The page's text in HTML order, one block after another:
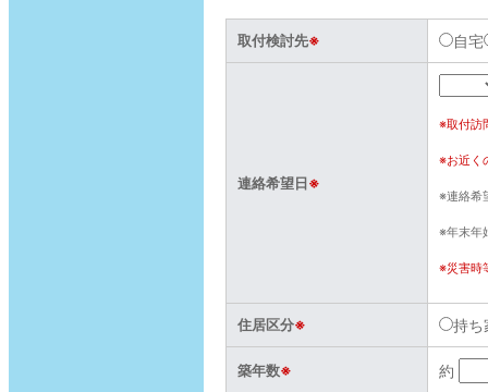
取付検討先※ 自宅
連絡希望日※
※取付訪
※お近く
※連絡希
※年末年
※災害時
住居区分※ 持ち
築年数※ 約